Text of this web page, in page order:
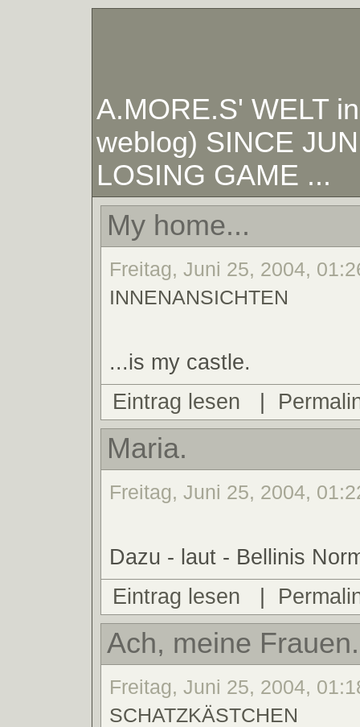
A.MORE.S' WELT
weblog) SINCE
LOSING GAME ...
My home...
Freitag, Juni 25, 2004,
INNENANSICHTEN
...is my castle.
Eintrag lesen
Maria.
Freitag, Juni 25, 2004,
Dazu - laut - Bellinis
Eintrag lesen
Ach, meine
Freitag, Juni 25, 2004,
SCHATZKÄSTCHEN